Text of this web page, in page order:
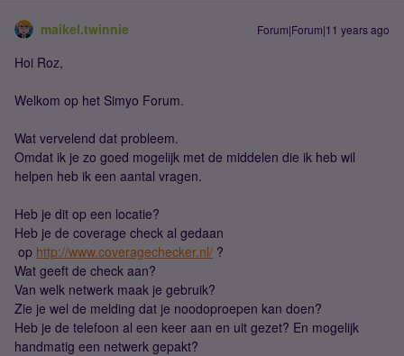
maikel.twinnie Forum|Forum|11 years ago
Hoi Roz,
Welkom op het Simyo Forum.
Wat vervelend dat probleem.
Omdat ik je zo goed mogelijk met de middelen die ik heb wil
helpen heb ik een aantal vragen.
Heb je dit op een locatie?
Heb je de coverage check al gedaan
op http://www.coveragechecker.nl/ ?
Wat geeft de check aan?
Van welk netwerk maak je gebruik?
Zie je wel de melding dat je noodoproepen kan doen?
Heb je de telefoon al een keer aan en uit gezet? En mogelijk
handmatig een netwerk gepakt?